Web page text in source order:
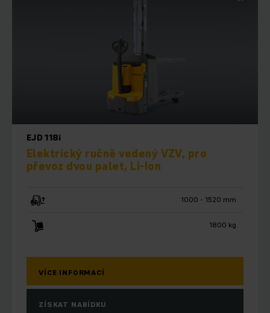
EJD 118i
Elektrický ručně vedený VZV, pro
převoz dvou palet, Li-Ion
1000 - 1520 mm
1800 kg
VÍCE INFORMACÍ
ZÍSKAT NABÍDKU